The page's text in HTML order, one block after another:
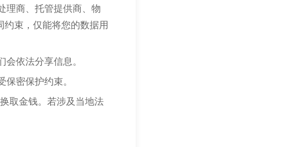
理商、托管提供商、物
束，仅能将您的数据用
依法分享信息。
密保护约束。
取金钱。若涉及当地法